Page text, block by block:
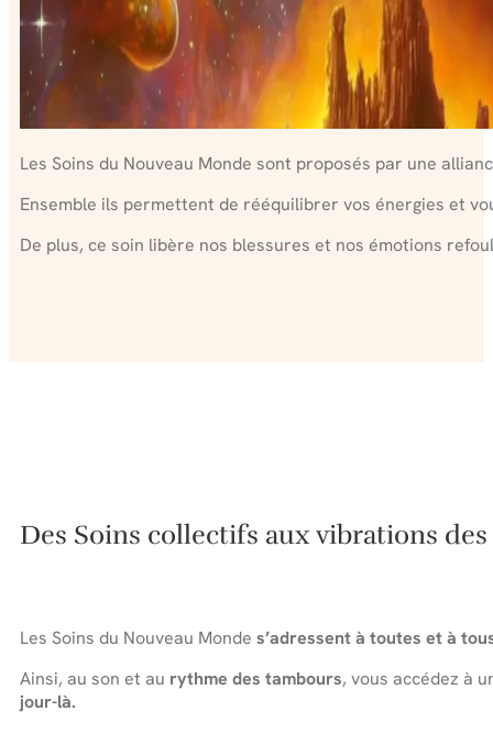
Les Soins du Nouveau Monde sont proposés par une
Ensemble ils permettent de rééquilibrer vos énergies et
De plus, ce soin libère nos blessures et nos émotions
Des Soins collectifs aux vibrations
Les Soins du Nouveau Monde s’adressent à toutes et à
Ainsi, au son et au rythme des tambours, vous accédez à
jour-là.